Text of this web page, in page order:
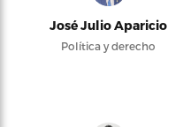
José Julio Aparicio
Política y derecho